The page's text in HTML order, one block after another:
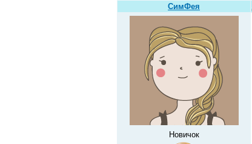
СимФея
Новичок